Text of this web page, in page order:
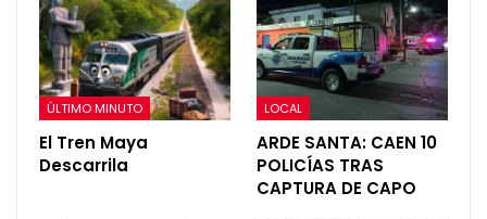
ÚLTIMO MINUTO
El Tren Maya
Descarrila
LOCAL
ARDE SANTA: CAEN 10
POLICÍAS TRAS
CAPTURA DE CAPO